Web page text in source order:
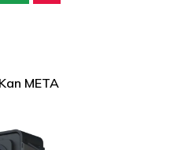
META